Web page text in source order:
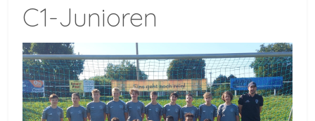
C1-Junioren